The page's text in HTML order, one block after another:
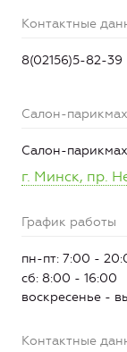
Контактные
8(02156)5-82-39
Салон-
Салон-
г. Минск, пр.
График работы
пн-пт: 7:00 -
сб: 8:00 - 16:00
воскресенье -
Контактные